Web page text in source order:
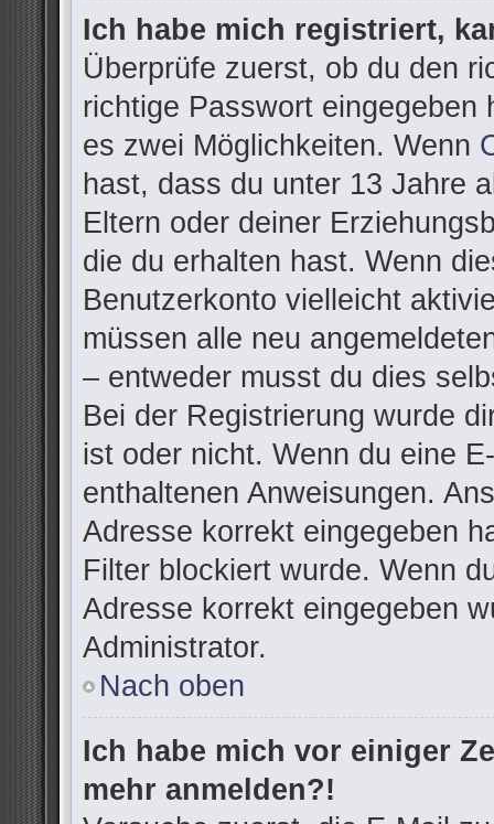
Ich habe mich registriert,
Überprüfe zuerst, ob du den
richtige Passwort eingegeben
es zwei Möglichkeiten. Wenn
hast, dass du unter 13 Jahre
Eltern oder deiner
die du erhalten hast. Wenn
Benutzerkonto vielleicht
müssen alle neu
– entweder musst du dies
Bei der Registrierung wurde
ist oder nicht. Wenn du eine
enthaltenen Anweisungen.
Adresse korrekt eingegeben
Filter blockiert wurde. Wenn
Adresse korrekt eingegeben
Administrator.
Nach oben
Ich habe mich vor einiger
mehr anmelden?!